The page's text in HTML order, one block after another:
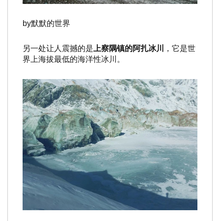
by默默的世界
另一处让人震撼的是 上察隅镇的阿扎冰川
，它是世
界上海拔最低的海洋性冰川。